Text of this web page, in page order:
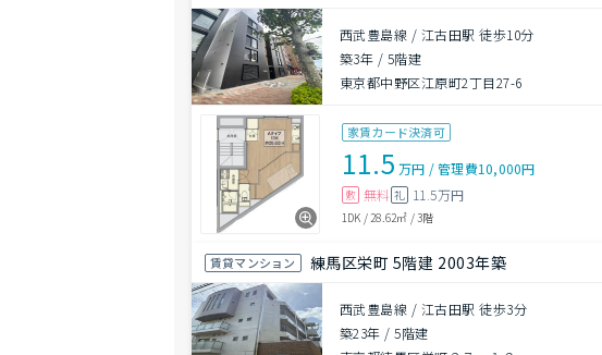
西武豊島線 / 江古田駅 徒歩10分
築3年 / 5階建
東京都中野区江原町2丁目27-6
家賃カード決済可
11.5 万円 /管理費10,000円
敷 無料 礼 11.5万円
1DK /28.62㎡ /3階
賃貸マンション 練馬区栄町 5階建 2003年築
西武豊島線 / 江古田駅 徒歩3分
築23年 /5階建